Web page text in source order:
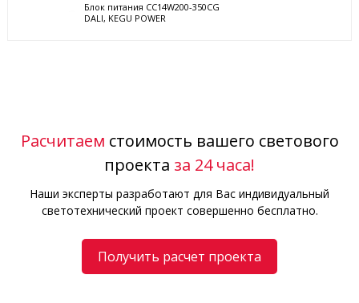
Блок питания CC14W200-350CG
DALI, KEGU POWER
Расчитаем стоимость вашего светового
проекта за 24 часа!
Наши эксперты разработают для Вас индивидуальный
светотехнический проект совершенно бесплатно.
Получить расчет проекта